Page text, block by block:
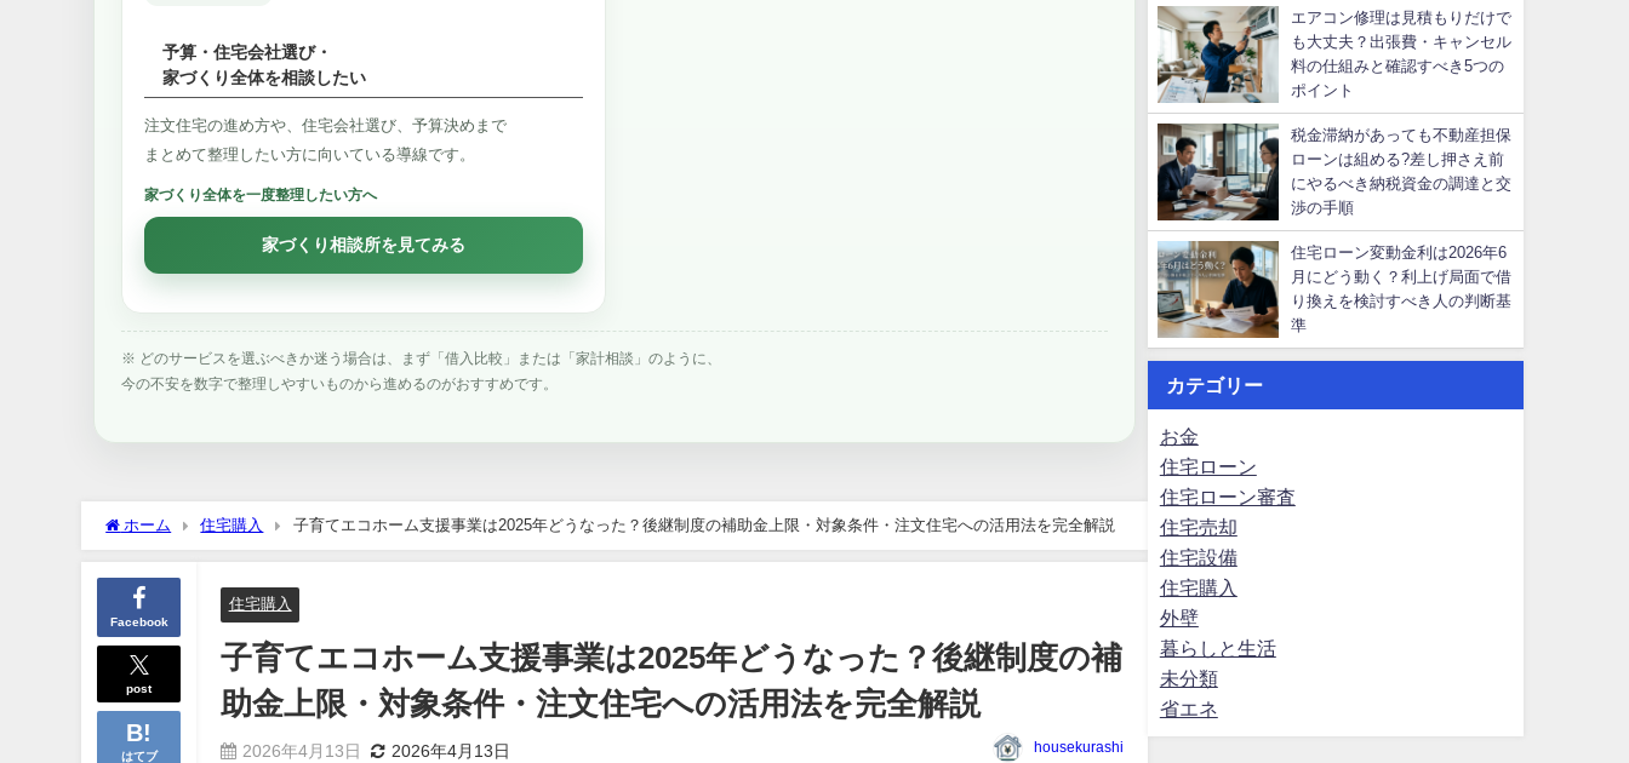
予算・住宅会社選び・
家づくり全体を相談したい
注文住宅の進め方や、住宅会社選び、予算決めまで
まとめて整理したい方に向いている導線です。
家づくり全体を一度整理したい方へ
家づくり相談所を見てみる
※ どのサービスを選ぶべきか迷う場合は、まず「借入比較」または「家計相談」のように、
今の不安を数字で整理しやすいものから進めるのがおすすめです。
ホーム 住宅購入 子育てエコホーム支援事業は2025年どうなった？後継制度の補助金上限・対象条件・注文住宅への活用法を完全解説
Facebook
post
はてブ
住宅購入
子育てエコホーム支援事業は2025年どうなった？後継制度の補
助金上限・対象条件・注文住宅への活用法を完全解説
2026年4月13日 2026年4月13日 housekurashi
エアコン修理は見積もりだけで
も大丈夫？出張費・キャンセル
料の仕組みと確認すべき5つの
ポイント
税金滞納があっても不動産担保
ローンは組める?差し押さえ前
にやるべき納税資金の調達と交
渉の手順
住宅ローン変動金利は2026年6
月にどう動く？利上げ局面で借
り換えを検討すべき人の判断基
準
カテゴリー
お金
住宅ローン
住宅ローン審査
住宅売却
住宅設備
住宅購入
外壁
暮らしと生活
未分類
省エネ